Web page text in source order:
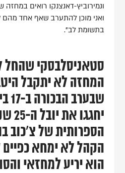
ונמירוביץ-דאנצנקו רואים
ואני מוכן להתערב שאף אחד
בתשומת לב".
סטאניסלבסקי
המחזה לא יתקבל
הספרותית של צ'כוב
הקהל לא ימחא
הוא יריע למחזאי